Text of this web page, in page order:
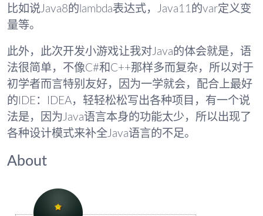
比如说Java8的lambda表达式，Java11的var定义变
量等。
此外，此次开发小游戏让我对Java的体会就是，语
法很简单，不像C#和C++那样多而复杂，所以对于
初学者而言特别友好，因为一学就会，配合上最好
的IDE：IDEA，轻轻松松写出各种项目，有一个说
法是，因为Java语言本身的功能太少，所以出现了
各种设计模式来补全Java语言的不足。
About